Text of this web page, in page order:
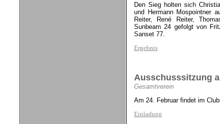
Den Sieg holten sich
und Hermann Mospointner
Reiter, René Reiter,
Sunbeam 24 gefolgt von
Sanset 77.
Ergebnis
Ausschusssitzung
Gesamtverein
Am 24. Februar findet im
Einladung